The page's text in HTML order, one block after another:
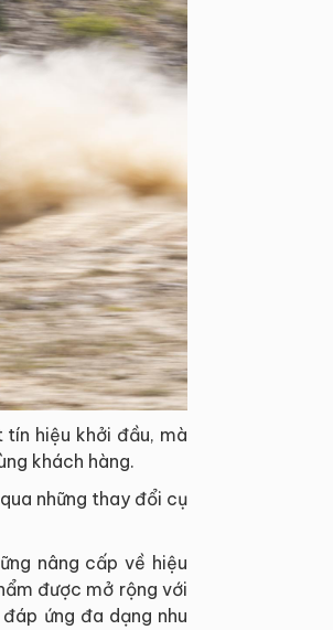
hiệu khởi đầu, mà
khách hàng.
những thay đổi cụ
nâng cấp về hiệu
được mở rộng với
ứng đa dạng nhu